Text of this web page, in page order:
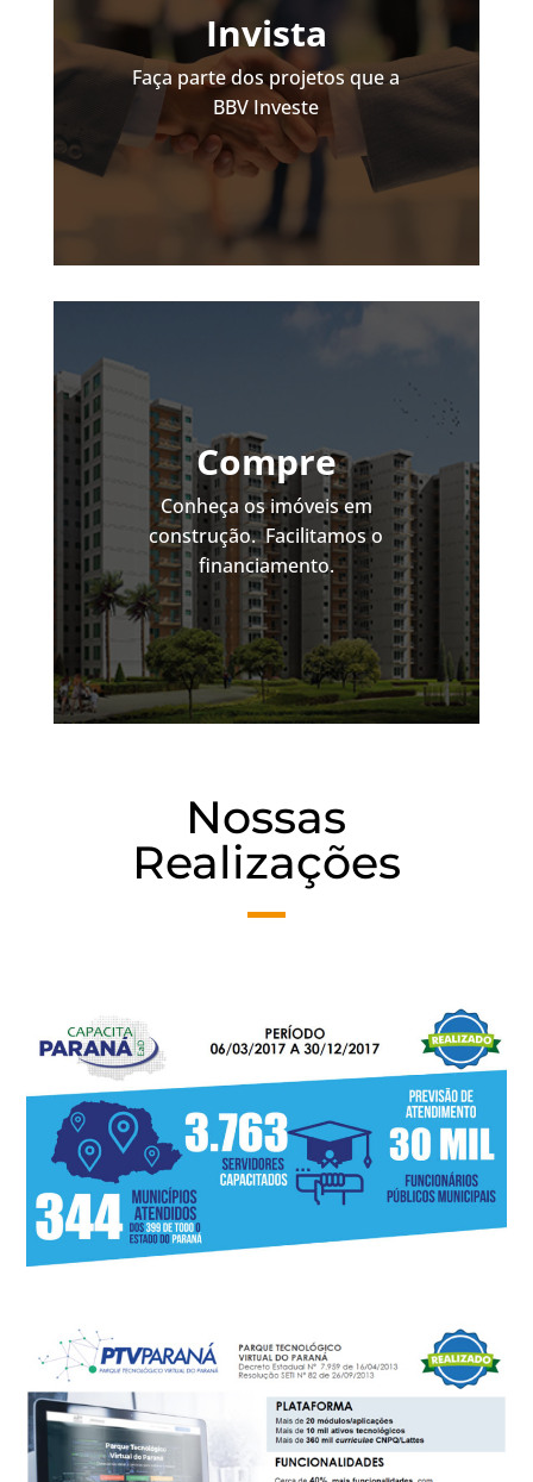
Invista
Faça parte dos projetos que a
BBV Investe
Compre
Conheça os imóveis em
construção. Facilitamos o
financiamento.
Nossas
Realizações